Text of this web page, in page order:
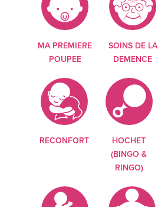
MA PREMIERE
POUPEE
SOINS DE LA
DEMENCE
RECONFORT
HOCHET
(BINGO &
RINGO)